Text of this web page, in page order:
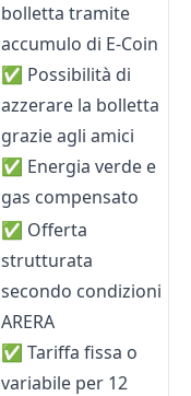
bolletta tramite
accumulo di E-Coin
✅ Possibilità di
azzerare la bolletta
grazie agli amici
✅ Energia verde e
gas compensato
✅ Offerta
strutturata
secondo condizioni
ARERA
✅ Tariffa fissa o
variabile per 12